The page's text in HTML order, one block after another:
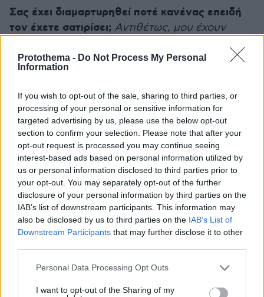
Protothema - Do Not Process My Personal
Information
If you wish to opt-out of the sale, sharing to third parties, or
processing of your personal or sensitive information for
targeted advertising by us, please use the below opt-out
section to confirm your selection. Please note that after your
opt-out request is processed you may continue seeing
interest-based ads based on personal information utilized by
us or personal information disclosed to third parties prior to
your opt-out. You may separately opt-out of the further
disclosure of your personal information by third parties on the
IAB’s list of downstream participants. This information may
also be disclosed by us to third parties on the IAB’s List of
Downstream Participants that may further disclose it to other
Please note that this website/app uses one or more Google
not limited to your visit or usage behaviour. You may click to
Personal Data Processing Opt Outs
I want to opt-out of the Sharing of my
Σας έχει διαμαρτυρηθεί ποτέ κανένας επειδή
τον έχετε σατιρίσει; Αντιθέτως, μου έχουν
δεν τους έπιασα στο στόμα μου. Οπως
άνθρωποι από τον χώρο του τραγουδιού και
με την επικαιρότητα με τρόπο που να βγάζει
γέλιο και ότι, αν μη τι άλλο, δεν υπάρχει
κακοπροαίρετη διάθεση.
Ποιες είναι οι κοινές δραστηριότητες που έχετε
με τον γιο σας;O γιος μου ο Χάρης είναι 10
ετών και επομένως έχουμε τη δυνατότητα να
κάνουμε μαζί διάφορα αντρικά πράγματα:
πηγαίνουμε για ποδόσφαιρο, μιλάμε για
πολύ πιο εκδηλωτικός και τρυφερός απ’ ό,τι με
τη γυναίκα μου. Για την Ελενα αισθάνομαι